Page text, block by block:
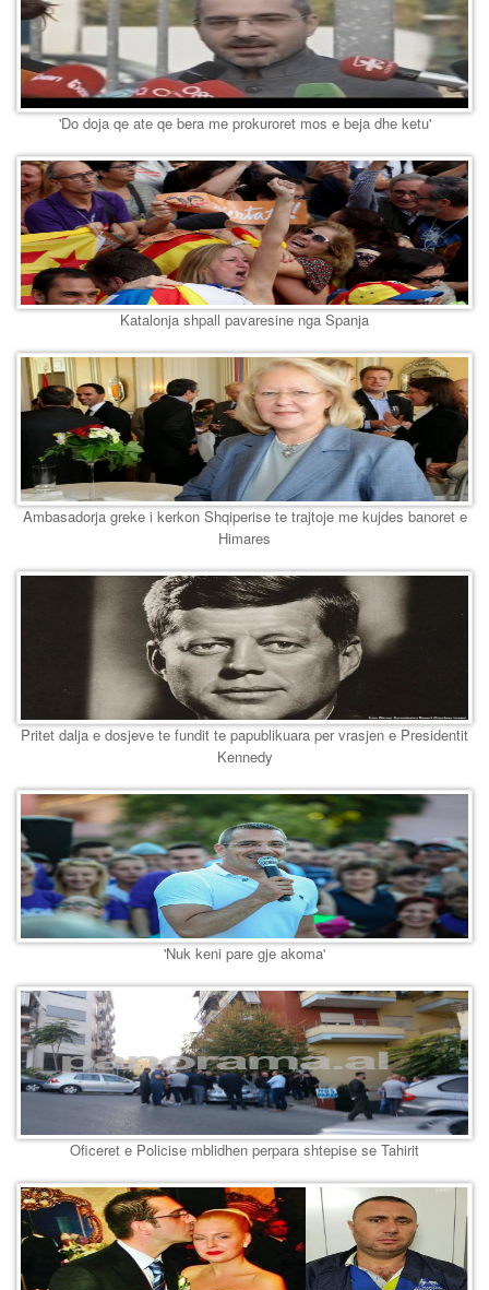
'Do doja qe ate qe bera me prokuroret mos e beja dhe ketu'
Katalonja shpall pavaresine nga Spanja
Ambasadorja greke i kerkon Shqiperise te trajtoje me kujdes banoret e
Himares
Pritet dalja e dosjeve te fundit te papublikuara per vrasjen e Presidentit
Kennedy
'Nuk keni pare gje akoma'
Oficeret e Policise mblidhen perpara shtepise se Tahirit